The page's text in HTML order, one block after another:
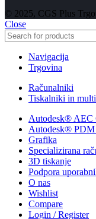
© 2025, CGS Plus
Close
Navigacija
Trgovina
Računalniki
Tiskalniki in
Autodesk® AEC
Autodesk® PDM
Grafika
Specializirana
3D tiskanje
Podpora
O nas
Wishlist
Compare
Login / Register